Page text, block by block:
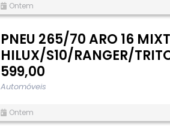
Ontem
PNEU 265/70 ARO 16
HILUX/S10/RANGER/
599,00
Automóveis
Ontem